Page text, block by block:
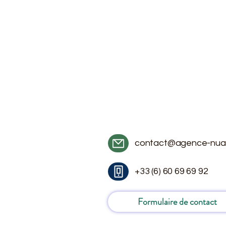
contact@agence-
+33 (6) 60 69 69 92
Formulaire de contact